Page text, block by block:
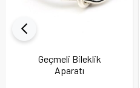
Geçmeli Bileklik
Aparatı